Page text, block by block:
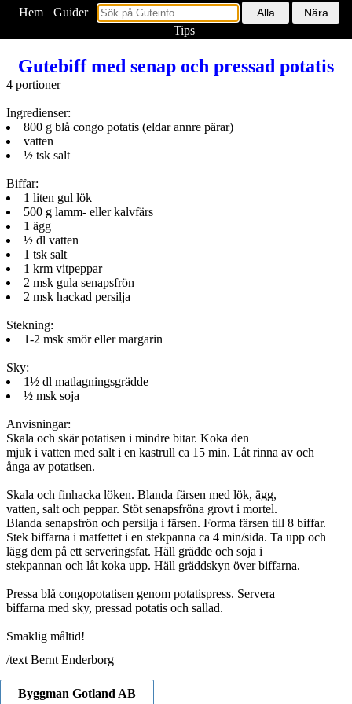
Hem
Guider
Tips
Gutebiff med senap och pressad potatis
4 portioner
Ingredienser:
800 g blå congo potatis (eldar annre pärar)
vatten
½ tsk salt
Biffar:
1 liten gul lök
500 g lamm- eller kalvfärs
1 ägg
½ dl vatten
1 tsk salt
1 krm vitpeppar
2 msk gula senapsfrön
2 msk hackad persilja
Stekning:
1-2 msk smör eller margarin
Sky:
1½ dl matlagningsgrädde
½ msk soja
Anvisningar:
Skala och skär potatisen i mindre bitar. Koka den
mjuk i vatten med salt i en kastrull ca 15 min. Låt rinna av och
ånga av potatisen.
Skala och finhacka löken. Blanda färsen med lök, ägg,
vatten, salt och peppar. Stöt senapsfröna grovt i mortel.
Blanda senapsfrön och persilja i färsen. Forma färsen till 8 biffar.
Stek biffarna i matfettet i en stekpanna ca 4 min/sida. Ta upp och
lägg dem på ett serveringsfat. Häll grädde och soja i
stekpannan och låt koka upp. Häll gräddskyn över biffarna.
Pressa blå congopotatisen genom potatispress. Servera
biffarna med sky, pressad potatis och sallad.
Smaklig måltid!
/text Bernt Enderborg
Byggman Gotland AB